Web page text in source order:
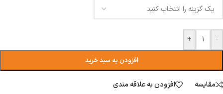
-
+
افزودن به سبد خرید
مقایسه افزودن به علاقه مندی